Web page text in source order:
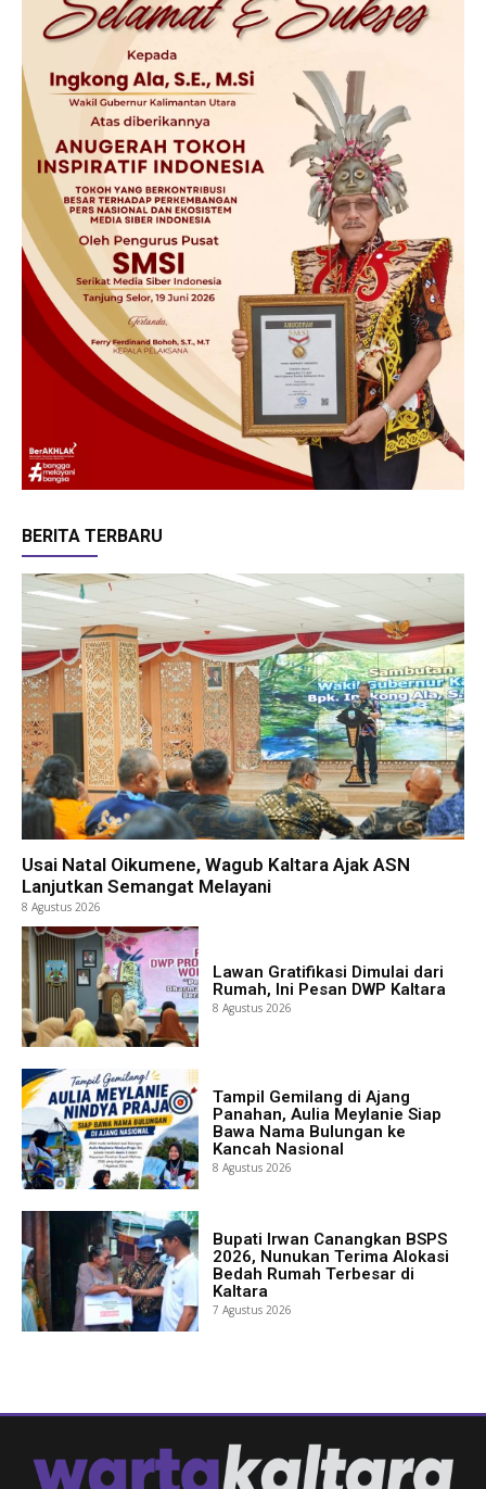
BERITA TERBARU
Usai Natal Oikumene, Wagub Kaltara Ajak ASN
Lanjutkan Semangat Melayani
8 Agustus 2026
Lawan Gratifikasi Dimulai dari
Rumah, Ini Pesan DWP Kaltara
8 Agustus 2026
Tampil Gemilang di Ajang
Panahan, Aulia Meylanie Siap
Bawa Nama Bulungan ke
Kancah Nasional
8 Agustus 2026
Bupati Irwan Canangkan BSPS
2026, Nunukan Terima Alokasi
Bedah Rumah Terbesar di
Kaltara
7 Agustus 2026